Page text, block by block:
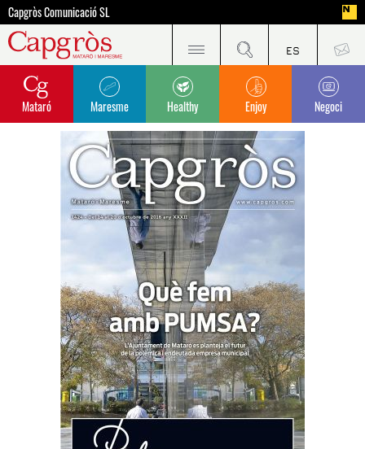
Capgròs Comunicació SL
Mataró Maresme Healthy Enjoy Negoci